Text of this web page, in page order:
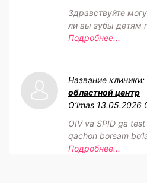
Здравствуйте
ли вы зубы детям
Подробнее...
Название клиники:
областной центр
O‘lmas 13.05.2026
OIV va SPID ga
qachon borsam
Подробнее...